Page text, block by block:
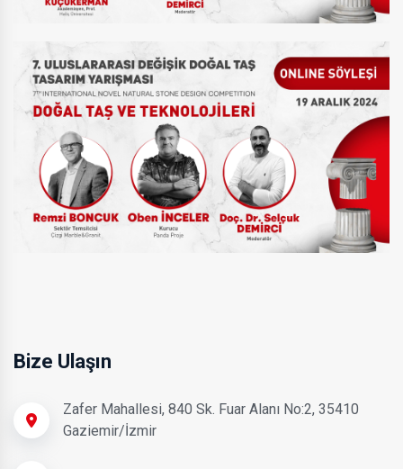
Bize Ulaşın
Zafer Mahallesi, 840 Sk. Fuar Alanı No:2, 35410
Gaziemir/İzmir